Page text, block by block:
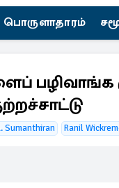
பொருளாதாரம்
பழிவாங்க
Sumanthiran Ranil